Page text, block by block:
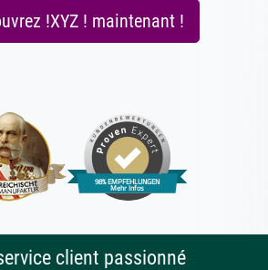
!XYZ ! maintenant !
client passionné